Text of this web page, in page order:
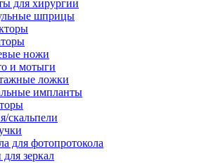
для хирургии
шприцы
ножи
и мотыги
ложки
импланты
скальпели
для фотопротокола
зеркал